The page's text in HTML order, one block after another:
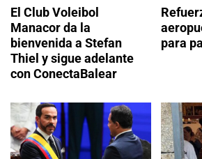
El Club Voleibol
Manacor da la
bienvenida a Stefan
Thiel y sigue adelante
con ConectaBalear
para